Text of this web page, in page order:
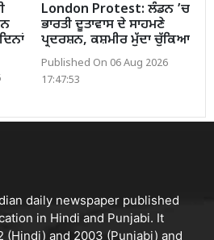
London Protest: ਲੰਡਨ ’ਚ
ਭਾਰਤੀ ਦੂਤਾਵਾਸ ਦੇ ਸਾਹਮਣੇ
ਪ੍ਰਦਰਸ਼ਨ, ਕਸ਼ਮੀਰ ਮੁੱਦਾ ਚੁੱਕਿਆ
Published On 06 Aug 2026
17:47:53
daily newspaper published
in Hindi and Punjabi. It
(Hindi) and 2003 (Punjabi) and